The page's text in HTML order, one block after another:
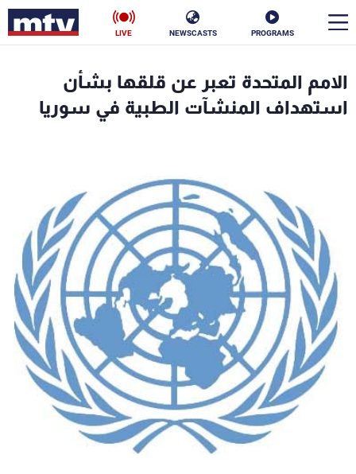
PROGRAMS
NEWSCASTS
LIVE
الامم المتحدة تعبر عن قلقها بشأن
استهداف المنشآت الطبية في سوريا
الأخبار
فن
منوعات رياضة
كأس العالم
البرامج
جدول البرامج
شاهد البرامج
الترددات